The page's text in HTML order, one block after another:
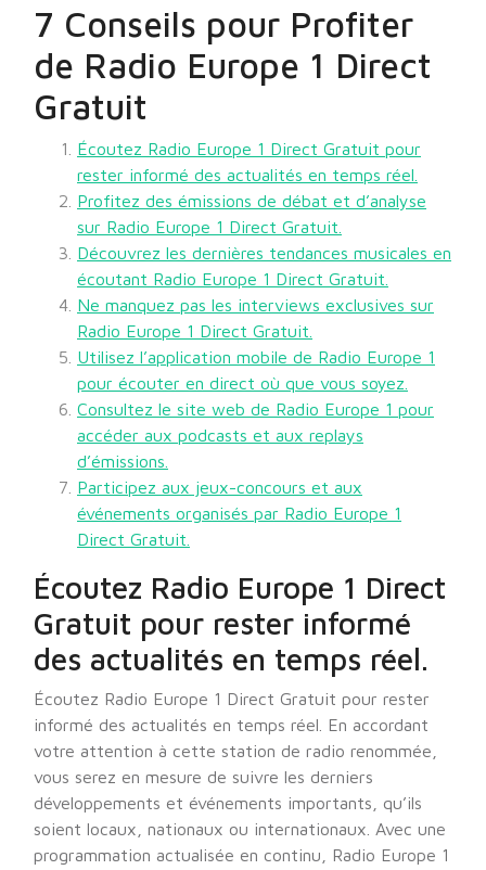
7 Conseils pour Profiter
de Radio Europe 1 Direct
Gratuit
Écoutez Radio Europe 1 Direct Gratuit pour
rester informé des actualités en temps réel.
Profitez des émissions de débat et d’analyse
sur Radio Europe 1 Direct Gratuit.
Découvrez les dernières tendances musicales en
écoutant Radio Europe 1 Direct Gratuit.
Ne manquez pas les interviews exclusives sur
Radio Europe 1 Direct Gratuit.
Utilisez l’application mobile de Radio Europe 1
pour écouter en direct où que vous soyez.
Consultez le site web de Radio Europe 1 pour
accéder aux podcasts et aux replays
d’émissions.
Participez aux jeux-concours et aux
événements organisés par Radio Europe 1
Direct Gratuit.
Écoutez Radio Europe 1 Direct
Gratuit pour rester informé
des actualités en temps réel.
Écoutez Radio Europe 1 Direct Gratuit pour rester
informé des actualités en temps réel. En accordant
votre attention à cette station de radio renommée,
vous serez en mesure de suivre les derniers
développements et événements importants, qu’ils
soient locaux, nationaux ou internationaux. Avec une
programmation actualisée en continu, Radio Europe 1